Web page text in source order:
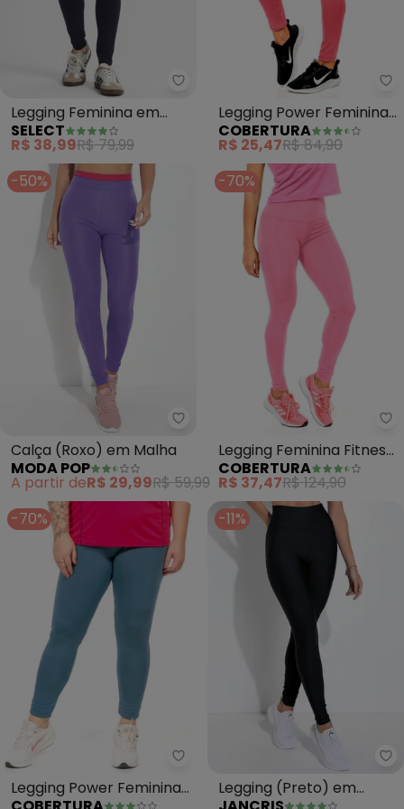
Select - Legging Feminina em
Legging Feminina em
Cotton Pesado (Azul)
SELECT
R$ 38,99R$ 79,99
Legging Power Feminina
(Rosa )
COBERTURA
R$ 25,47R$ 84,90
-50%
Moda Pop - Calça (Roxo) em
Calça (Roxo) em Malha
MODA POP
A partir deR$ 29,99R$ 59,99
-70%
Legging Feminina Fitness
(Rosa)
COBERTURA
R$ 37,47R$ 124,90
-70%
Cobertura - Legging Power
Legging Power Feminina
-11%
Legging (Preto) em